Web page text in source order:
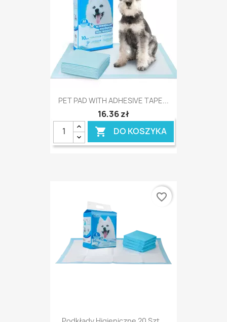
PET PAD WITH ADHESIVE TAPE...
16,36 zł
 DO KOSZYKA
favorite_border